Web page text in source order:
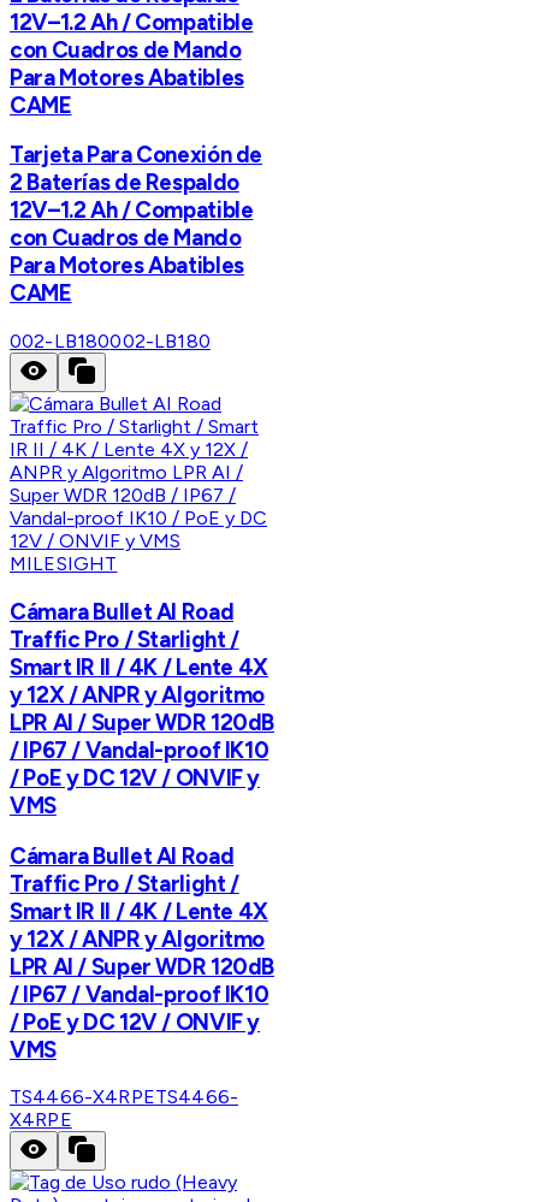
12V–1.2 Ah / Compatible
con Cuadros de Mando
Para Motores Abatibles
CAME
Tarjeta Para Conexión de
2 Baterías de Respaldo
12V–1.2 Ah / Compatible
con Cuadros de Mando
Para Motores Abatibles
CAME
002-LB180002-LB180
MILESIGHT
Cámara Bullet AI Road
Traffic Pro / Starlight /
Smart IR II / 4K / Lente 4X
y 12X / ANPR y Algoritmo
LPR AI / Super WDR 120dB
/ IP67 / Vandal-proof IK10
/ PoE y DC 12V / ONVIF y
VMS
Cámara Bullet AI Road
Traffic Pro / Starlight /
Smart IR II / 4K / Lente 4X
y 12X / ANPR y Algoritmo
LPR AI / Super WDR 120dB
/ IP67 / Vandal-proof IK10
/ PoE y DC 12V / ONVIF y
VMS
TS4466-X4RPETS4466-
X4RPE